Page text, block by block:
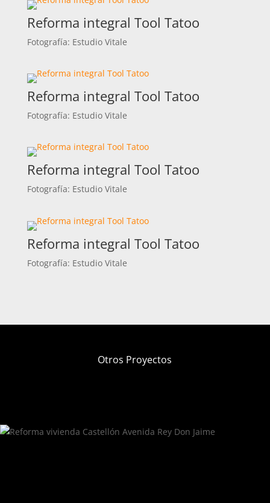
Reforma integral Tool Tatoo
Fotografía: Estudio Vitale
Reforma integral Tool Tatoo
Fotografía: Estudio Vitale
Reforma integral Tool Tatoo
Fotografía: Estudio Vitale
Reforma integral Tool Tatoo
Fotografía: Estudio Vitale
Otros Proyectos